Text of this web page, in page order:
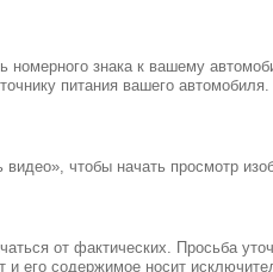
номерного знака к вашему
питания вашего автомобиля.
чтобы начать просмотр
от фактических. Просьба
его содержимое носит